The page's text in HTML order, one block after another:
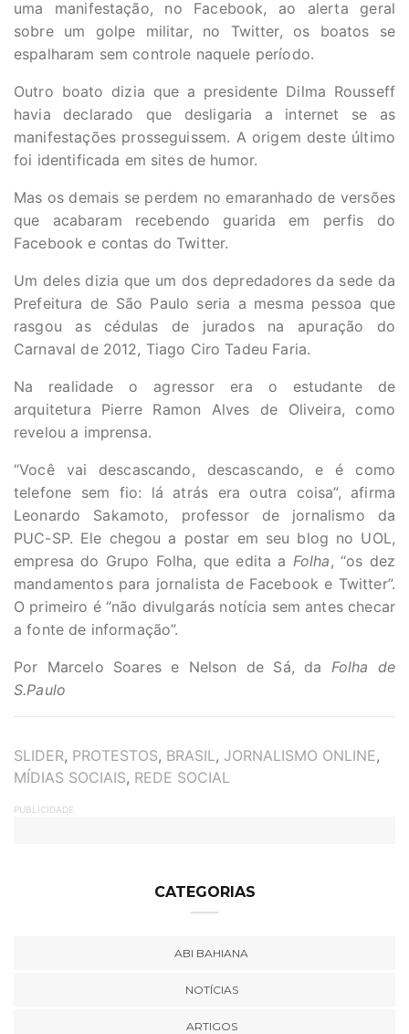
uma manifestação, no Facebook, ao alerta geral
sobre um golpe militar, no Twitter, os boatos se
espalharam sem controle naquele período.
Outro boato dizia que a presidente Dilma Rousseff
havia declarado que desligaria a internet se as
manifestações prosseguissem. A origem deste último
foi identificada em sites de humor.
Mas os demais se perdem no emaranhado de versões
que acabaram recebendo guarida em perfis do
Facebook e contas do Twitter.
Um deles dizia que um dos depredadores da sede da
Prefeitura de São Paulo seria a mesma pessoa que
rasgou as cédulas de jurados na apuração do
Carnaval de 2012, Tiago Ciro Tadeu Faria.
Na realidade o agressor era o estudante de
arquitetura Pierre Ramon Alves de Oliveira, como
revelou a imprensa.
“Você vai descascando, descascando, e é como
telefone sem fio: lá atrás era outra coisa”, afirma
Leonardo Sakamoto, professor de jornalismo da
PUC-SP. Ele chegou a postar em seu blog no UOL,
empresa do Grupo Folha, que edita a Folha, “os dez
mandamentos para jornalista de Facebook e Twitter”.
O primeiro é “não divulgarás notícia sem antes checar
a fonte de informação”.
Por Marcelo Soares e Nelson de Sá, da Folha de
S.Paulo
TAGS
SLIDER, PROTESTOS, BRASIL, JORNALISMO ONLINE,
MÍDIAS SOCIAIS, REDE SOCIAL
PUBLICIDADE
CATEGORIAS
ABI BAHIANA
NOTÍCIAS
ARTIGOS